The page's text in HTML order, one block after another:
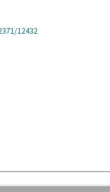
12432